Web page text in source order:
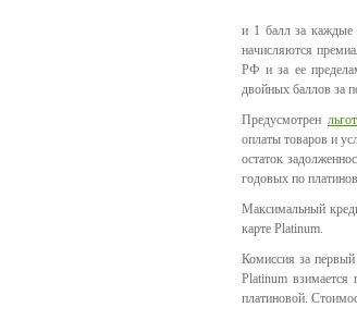
и 1 балл за
начисляются
РФ и за ее
двойных баллов за
Предусмотрен
оплаты товаров и
остаток
годовых по
Максимальный
карте Platinum.
Комиссия за
Platinum
платиновой.